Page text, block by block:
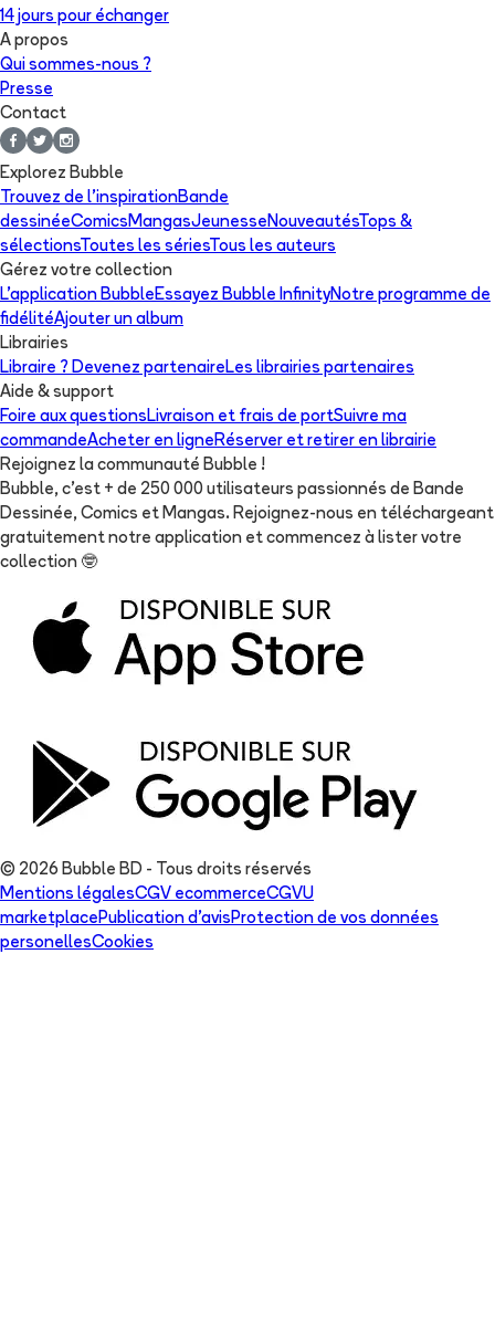
14 jours pour échanger
A propos
Qui sommes-nous ?
Presse
Contact
Explorez Bubble
Trouvez de l'inspirationBande
dessinéeComics MangasJeunesse NouveautésTops &
sélectionsToutes les sériesTous les auteurs
Gérez votre collection
L'application Bubble Essayez Bubble InfinityNotre programme de
fidélitéAjouter un album
Librairies
Libraire ? Devenez partenaire Les librairies partenaires
Aide & support
Foire aux questions Livraison et frais de portSuivre ma
commandeAcheter en ligne Réserver et retirer en librairie
Rejoignez la communauté Bubble !
Bubble, c'est + de 250 000 utilisateurs passionnés de Bande
Dessinée, Comics et Mangas. Rejoignez-nous en téléchargeant
gratuitement notre application et commencez à lister votre
collection 🤓
© 2026 Bubble BD - Tous droits réservés
Mentions légalesCGV ecommerceCGVU
marketplace Publication d'avis Protection de vos données
personellesCookies